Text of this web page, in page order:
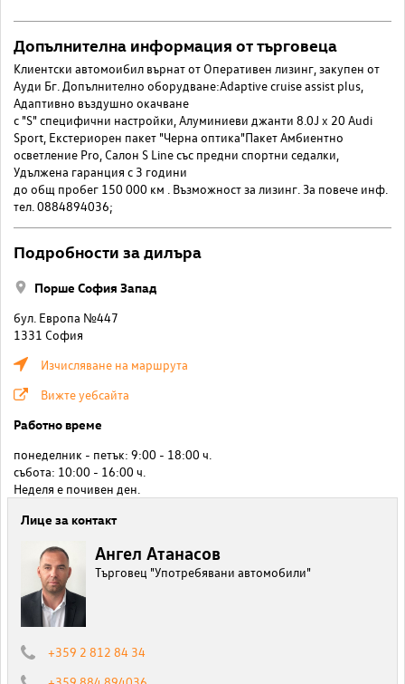
Допълнителна информация от търговеца
Клиентски автомоибил върнат от Оперативен лизинг, закупен от
Ауди Бг. Допълнително оборудване:Adaptive cruise assist plus,
Адаптивно въздушно окачване
с "S" специфични настройки, Алуминиеви джанти 8.0J x 20 Audi
Sport, Екстериорен пакет "Черна оптика"Пакет Aмбиентно
осветление Pro, Салон S Line със предни спортни седалки,
Удължена гаранция с 3 години
до общ пробег 150 000 км . Възможност за лизинг. За повече инф.
тел. 0884894036;
Подробности за дилъра
Порше София Запад
бул. Европа №447
1331 София
Изчисляване на маршрута
Вижте уебсайта
Работно време
понеделник - петък: 9:00 - 18:00 ч.
събота: 10:00 - 16:00 ч.
Неделя е почивен ден.
Лице за контакт
Ангел Атанасов
Търговец "Употребявани автомобили"
+359 2 812 84 34